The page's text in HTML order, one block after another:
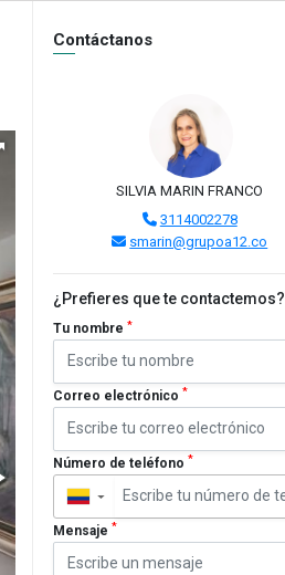
Contáctanos
SILVIA MARIN FRANCO
3114002278
smarin@grupoa12.co
¿Prefieres que te contactemos?
Tu nombre *
Correo electrónico *
Número de teléfono *
▼
Mensaje *